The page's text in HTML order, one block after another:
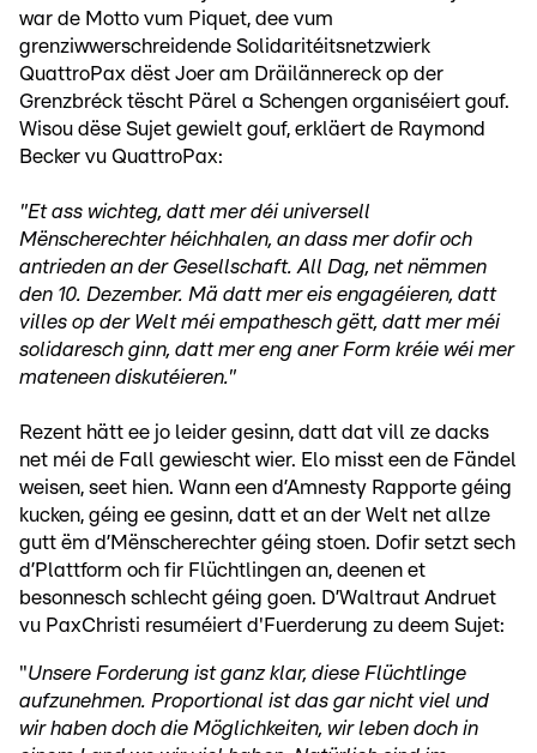
war de Motto vum Piquet, dee vum
grenziwwerschreidende Solidaritéitsnetzwierk
QuattroPax dëst Joer am Dräilännereck op der
Grenzbréck tëscht Pärel a Schengen organiséiert gouf.
Wisou dëse Sujet gewielt gouf, erkläert de Raymond
Becker vu QuattroPax:
"Et ass wichteg, datt mer déi universell
Mënscherechter héichhalen, an dass mer dofir och
antrieden an der Gesellschaft. All Dag, net nëmmen
den 10. Dezember. Mä datt mer eis engagéieren, datt
villes op der Welt méi empathesch gëtt, datt mer méi
solidaresch ginn, datt mer eng aner Form kréie wéi mer
mateneen diskutéieren."
Rezent hätt ee jo leider gesinn, datt dat vill ze dacks
net méi de Fall gewiescht wier. Elo misst een de Fändel
weisen, seet hien. Wann een d’Amnesty Rapporte géing
kucken, géing ee gesinn, datt et an der Welt net allze
gutt ëm d’Mënscherechter géing stoen. Dofir setzt sech
d’Plattform och fir Flüchtlingen an, deenen et
besonnesch schlecht géing goen. D’Waltraut Andruet
vu PaxChristi resuméiert d'Fuerderung zu deem Sujet:
"Unsere Forderung ist ganz klar, diese Flüchtlinge
aufzunehmen. Proportional ist das gar nicht viel und
wir haben doch die Möglichkeiten, wir leben doch in